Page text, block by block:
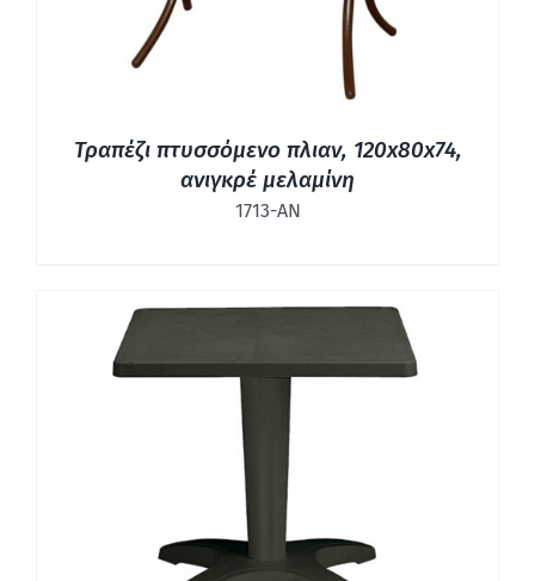
Τραπέζι πτυσσόμενο πλιαν, 120x80x74,
ανιγκρέ μελαμίνη
1713-ΑΝ
ΛΕΠΤΟΜΈΡΕΙΕΣ